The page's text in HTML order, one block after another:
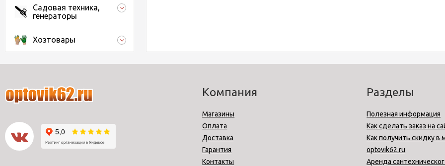
Садовая техника,
генераторы
Хозтовары
Компания
Магазины
Оплата
Доставка
Гарантия
Контакты
Разделы
Полезная информация
Как сделать заказ на
Как получить скидку в
optovik62.ru
Аренда